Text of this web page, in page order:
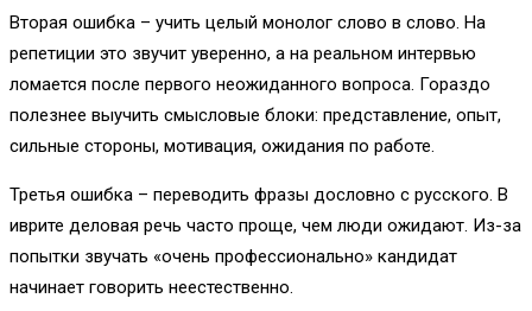
Вторая ошибка – учить целый монолог слово в слово. На
репетиции это звучит уверенно, а на реальном интервью
ломается после первого неожиданного вопроса. Гораздо
полезнее выучить смысловые блоки: представление, опыт,
сильные стороны, мотивация, ожидания по работе.
Третья ошибка – переводить фразы дословно с русского. В
иврите деловая речь часто проще, чем люди ожидают. Из-за
попытки звучать «очень профессионально» кандидат
начинает говорить неестественно.